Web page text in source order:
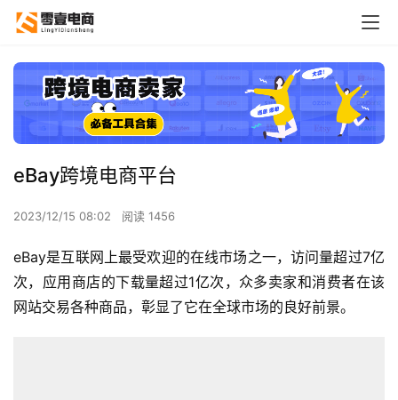
eBay跨境电商平台
2023/12/15 08:02 阅读 1456
eBay是互联网上最受欢迎的在线市场之一，访问量超过7亿
次，应用商店的下载量超过1亿次，众多卖家和消费者在该
网站交易各种商品，彰显了它在全球市场的良好前景。